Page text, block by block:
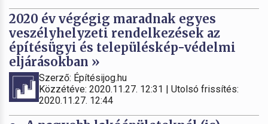
2020 év végégig maradnak egyes
veszélyhelyzeti rendelkezések az
építésügyi és településkép-védelmi
eljárásokban »
Szerző: Építésijog.hu
Közzétéve: 2020.11.27. 12:31 | Utolsó frissítés:
2020.11.27. 12:44